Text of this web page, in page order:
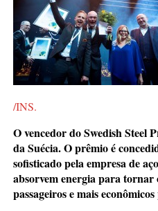
/INS.
O vencedor do Swedish Steel
da Suécia. O prêmio é
sofisticado pela empresa de
absorvem energia para tornar
passageiros e mais